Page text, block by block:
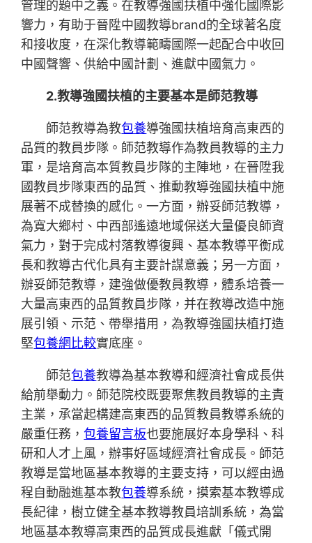
管理的題中之義。在教導強國扶植中強化國際影
響力，有助于晉陞中國教導brand的全球著名度
和接收度，在深化教導範疇國際一起配合中收回
中國聲響、供給中國計劃、進獻中國氣力。
2.教導強國扶植的主要基本是師范教導
師范教導為教包養導強國扶植培育高東西的
品質的教員步隊。師范教導作為教員教導的主力
軍，是培育高本質教員步隊的主陣地，在晉陞我
國教員步隊東西的品質、推動教導強國扶植中施
展著不成替換的感化。一方面，辦妥師范教導，
為寬大鄉村、中西部遙遠地域保送大量優良師資
氣力，對于完成村落教導復興、基本教導平衡成
長和教導古代化具有主要計謀意義；另一方面，
辦妥師范教導，建強做優教員教導，體系培養一
大量高東西的品質教員步隊，并在教導改造中施
展引領、示范、帶舉措用，為教導強國扶植打造
堅包養網比較實底座。
師范包養教導為基本教導和經濟社會成長供
給前舉動力。師范院校既要聚焦教員教導的主責
主業，承當起構建高東西的品質教員教導系統的
嚴重任務，包養留言板也要施展好本身學科、科
研和人才上風，辦事好區域經濟社會成長。師范
教導是當地區基本教導的主要支持，可以經由過
程自動融進基本教包養導系統，摸索基本教導成
長紀律，樹立健全基本教導教員培訓系統，為當
地區基本教導高東西的品質成長進獻「儀式開